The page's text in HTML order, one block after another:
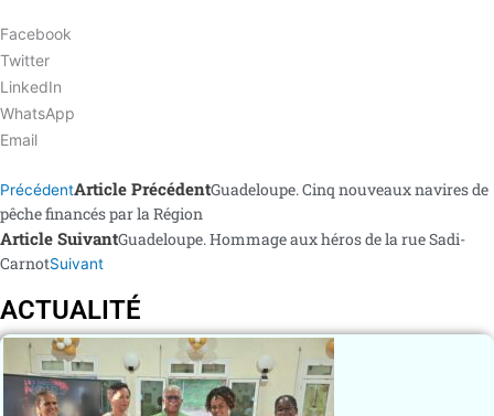
Facebook
Twitter
LinkedIn
WhatsApp
Email
PrécédentArticle PrécédentGuadeloupe. Cinq nouveaux navires de
pêche financés par la Région
Article SuivantGuadeloupe. Hommage aux héros de la rue Sadi-
CarnotSuivant
ACTUALITÉ